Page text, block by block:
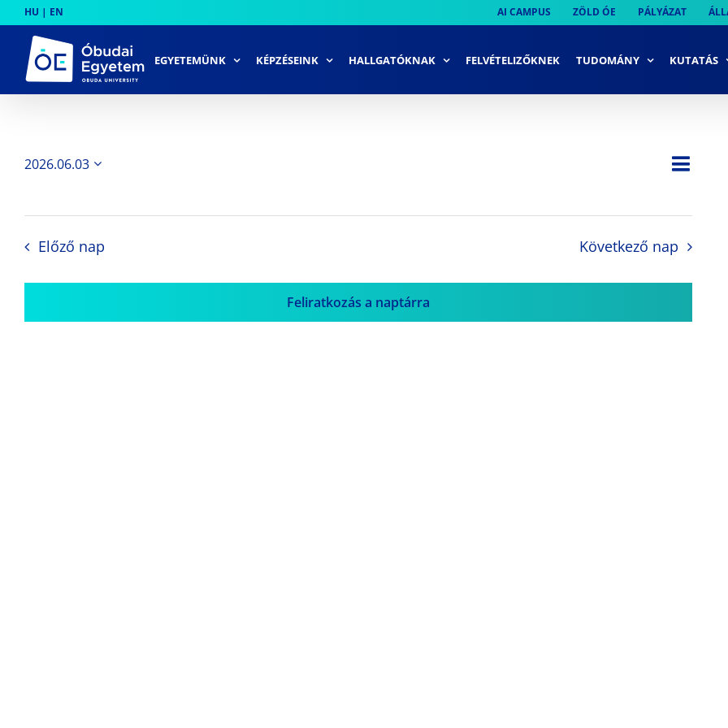
to
content
HU | EN AI CAMPUS ZÖLD ÓE PÁLYÁZAT
EGYETEMÜNK KÉPZÉSEINK HALLGATÓKNAK FELVÉTELIZŐKNEK TUDOMÁNY KUTATÁS
Nap
2026.06.03
Előző nap Következő nap
Feliratkozás a naptárra